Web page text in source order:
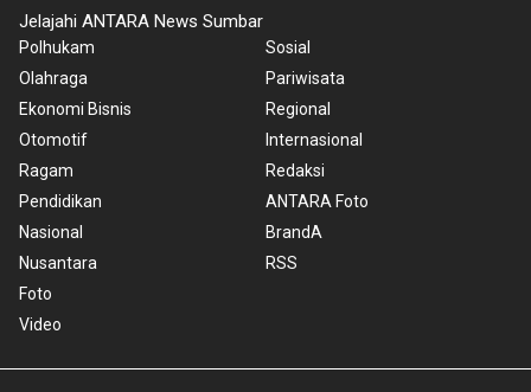
Jelajahi ANTARA News Sumbar
Polhukam
Olahraga
Ekonomi Bisnis
Otomotif
Ragam
Pendidikan
Nasional
Nusantara
Foto
Video
Sosial
Pariwisata
Regional
Internasional
Redaksi
ANTARA Foto
BrandA
RSS